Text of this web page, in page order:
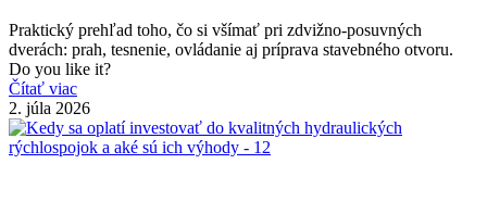
Praktický prehľad toho, čo si všímať pri zdvižno-posuvných
dverách: prah, tesnenie, ovládanie aj príprava stavebného otvoru.
Do you like it?
Čítať viac
2. júla 2026